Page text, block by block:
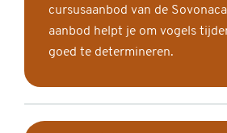
cursusaanbod van de
aanbod helpt je om vogels
goed te determineren.